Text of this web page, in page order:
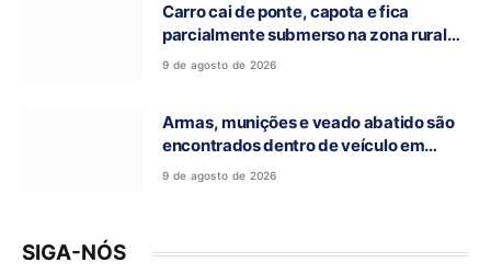
Carro cai de ponte, capota e fica
parcialmente submerso na zona rural
de Nova Roma-GO
9 de agosto de 2026
Armas, munições e veado abatido são
encontrados dentro de veículo em
Guarani de Goiás
9 de agosto de 2026
SIGA-NÓS